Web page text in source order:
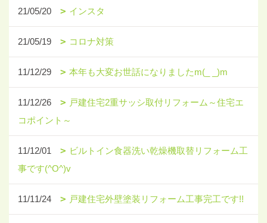
21/05/20 インスタ
21/05/19 コロナ対策
11/12/29 本年も大変お世話になりましたm(_ _)m
11/12/26
戸建住宅2重サッシ取付リフォーム～住宅エ
コポイント～
11/12/01
ビルトイン食器洗い乾燥機取替リフォーム工
事です(^O^)v
11/11/24 戸建住宅外壁塗装リフォーム工事完工です!!